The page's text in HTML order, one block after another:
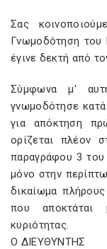
Σας
Γνωμοδότηση του
έγινε δεκτή από
Σύμφωνα μ'
γνωμοδότησε
για απόκτηση
ορίζεται πλέον
παραγράφου 3 του
μόνο στην
δικαίωμα
που αποκτάται
κυριότητας.
Ο ΔΙΕΥΘΥΝΤΗΣ